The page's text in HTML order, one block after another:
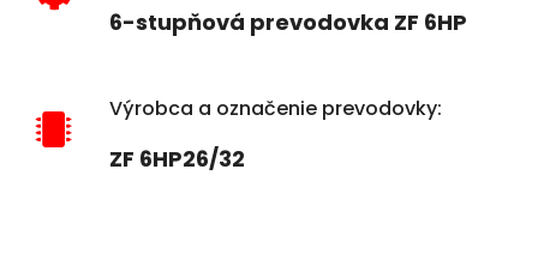
6-stupňová prevodovka ZF 6HP
Výrobca a označenie prevodovky:
ZF 6HP26/32